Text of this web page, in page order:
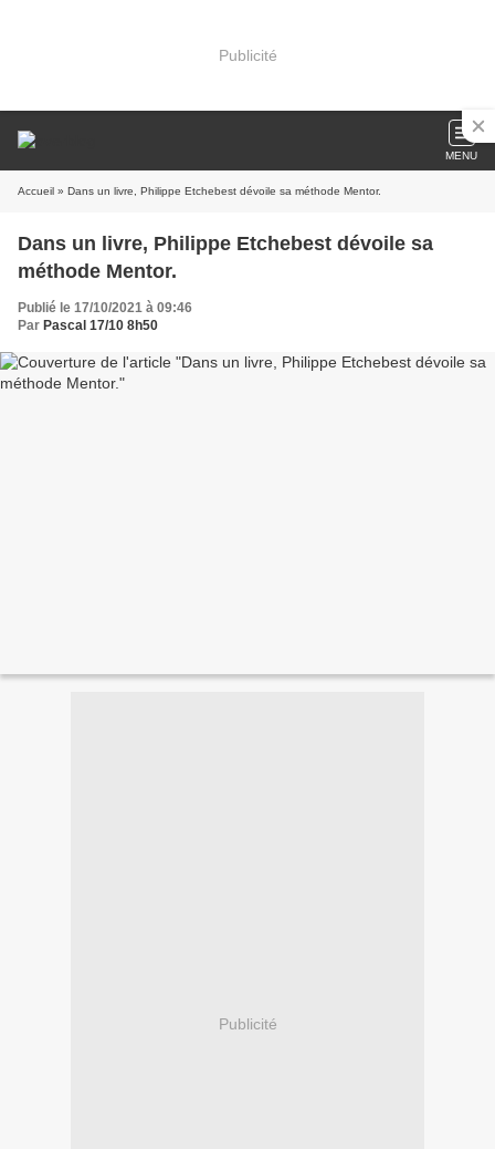
Publicité
MENU
Accueil » Dans un livre, Philippe Etchebest dévoile sa méthode Mentor.
Dans un livre, Philippe Etchebest dévoile sa
méthode Mentor.
Publié le 17/10/2021 à 09:46
Par Pascal 17/10 8h50
Publicité